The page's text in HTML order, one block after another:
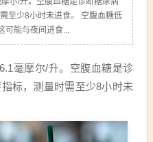
至少8小时未进食。 空腹血糖低
可能与夜间进食...
毫摩尔/升。空腹血糖是诊
标，测量时需至少8小时未